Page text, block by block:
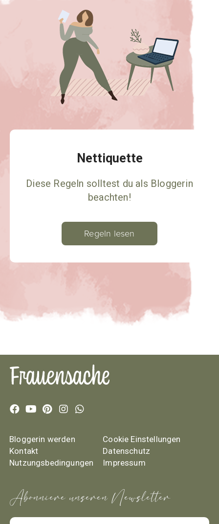
Nettiquette
Diese Regeln solltest du als Bloggerin
beachten!
Regeln lesen
Bloggerin werden
Kontakt
Nutzungsbedingungen
Cookie Einstellungen
Datenschutz
Impressum
Abonniere unseren Newsletter